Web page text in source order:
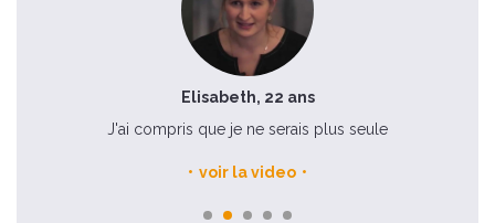
Elisabeth, 22 ans
J'ai compris que je ne serais plus seule
voir la video